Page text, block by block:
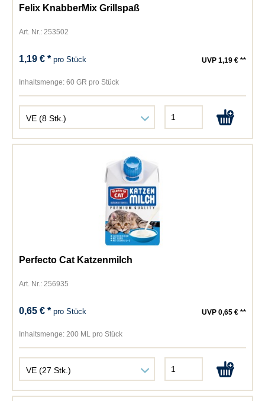
Felix KnabberMix Grillspaß
Art. Nr.: 253502
1,19 € *pro Stück UVP 1,19 € **
Inhaltsmenge: 60 GR pro Stück
Perfecto Cat Katzenmilch
Art. Nr.: 256935
0,65 € *pro Stück UVP 0,65 € **
Inhaltsmenge: 200 ML pro Stück